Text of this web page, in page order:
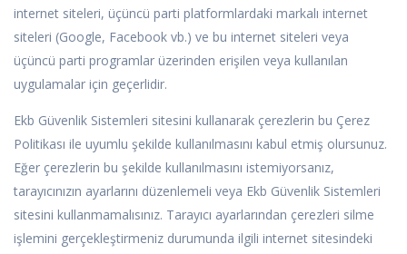
internet siteleri, üçüncü parti platformlardaki markalı internet
siteleri (Google, Facebook vb.) ve bu internet siteleri veya
üçüncü parti programlar üzerinden erişilen veya kullanılan
uygulamalar için geçerlidir.
Ekb Güvenlik Sistemleri sitesini kullanarak çerezlerin bu Çerez
Politikası ile uyumlu şekilde kullanılmasını kabul etmiş olursunuz.
Eğer çerezlerin bu şekilde kullanılmasını istemiyorsanız,
tarayıcınızın ayarlarını düzenlemeli veya Ekb Güvenlik Sistemleri
sitesini kullanmamalısınız. Tarayıcı ayarlarından çerezleri silme
işlemini gerçekleştirmeniz durumunda ilgili internet sitesindeki